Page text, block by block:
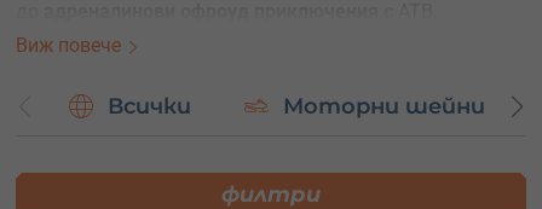
Възползвай се от възможността да подарите на себе си
или на любим човек незабравими моменти, като
Полет с балон
Виж повече
Всички Моторни шейни
филтри